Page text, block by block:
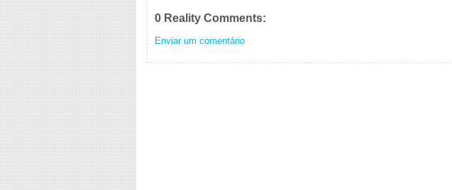
0 Reality Comments:
Enviar um comentário